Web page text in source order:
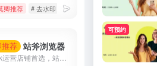
卿推荐 # 去水印 # 快手视频下载 # 快手视频去
荐 站斧浏览器
Tiktok运营店铺首选，站斧浏览器专注解决Amazon、Wish、eBay、Shopee、Lazada等跨境电商账号安全管理问题。为电商卖家提供专业的店铺安全提速运营方案，支持定制化提供服务,利用专业技术团队让跨境更安全高效。
可预约